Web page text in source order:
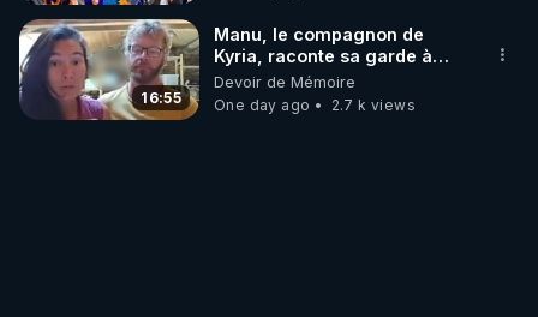
16:55
Manu, le compagnon de
Kyria, raconte sa garde à
vue musclée. PARTAGEZ!
Devoir de Mémoire
One day ago
2.7 k views